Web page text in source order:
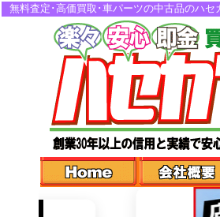
無料査定･高価買取･車パーツの中古品のハセ